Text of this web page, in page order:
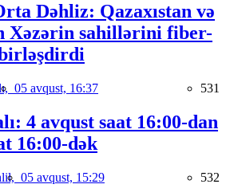
Dəhliz: Qazaxıstan və
Xəzərin sahillərini fiber-
05 avqust, 16:37 531
4 avqust saat 16:00-dan
16:00-dək
05 avqust, 15:29 532